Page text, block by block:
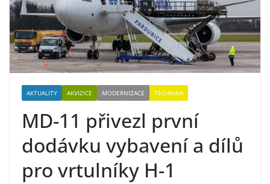
AKTUALITY AKVIZICE MODERNIZACE TECHNIKA
MD-11 přivezl první
dodávku vybavení a dílů
pro vrtulníky H-1